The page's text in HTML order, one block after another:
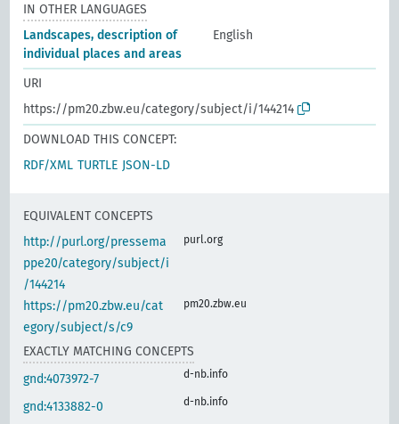
IN OTHER LANGUAGES
Landscapes, description of
individual places and areas
English
URI
https://pm20.zbw.eu/category/subject/i/144214
DOWNLOAD THIS CONCEPT:
RDF/XML TURTLE JSON-LD
EQUIVALENT CONCEPTS
http://purl.org/pressema
ppe20/category/subject/i
/144214
purl.org
https://pm20.zbw.eu/cat
egory/subject/s/c9
pm20.zbw.eu
EXACTLY MATCHING CONCEPTS
gnd:4073972-7
d-nb.info
gnd:4133882-0 d-nb.info